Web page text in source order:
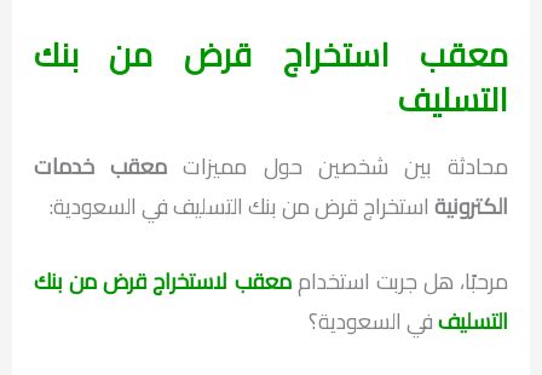
معقب استخراج قرض من بنك
التسليف
محادثة بين شخصين حول مميزاتمعقب خدمات
الكترونيةاستخراج قرض من بنك التسليف في السعودية:
مرحبًا، هل جربت استخداممعقب لاستخراج قرض من بنك
التسليففي السعودية؟